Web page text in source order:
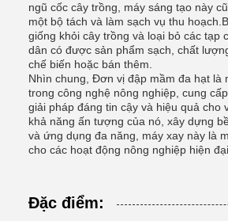
ngũ cốc cây trồng, máy sáng tạo này
một bộ tách và làm sạch vụ thu
giống khỏi cây trồng và loại bỏ các tạp
dân có được sản phẩm sạch, chất
chế biến hoặc bán thêm.
Nhìn chung, Đơn vị đập mầm đa hạt là
trong công nghệ nông nghiệp, cung
giải pháp đáng tin cậy và hiệu quả cho
khả năng ấn tượng của nó, xây dựng
và ứng dụng đa năng, máy xay này là
cho các hoạt động nông nghiệp hiện đại.
Đặc điểm: